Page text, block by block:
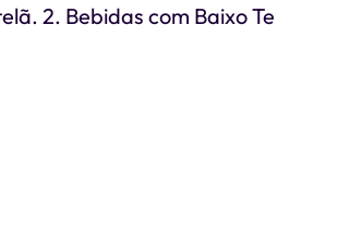
2. Bebidas com Baixo Te